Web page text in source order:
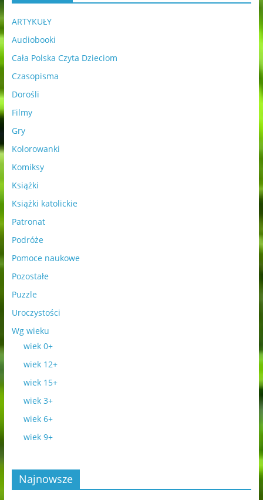
ARTYKUŁY
Audiobooki
Cała Polska Czyta Dzieciom
Czasopisma
Dorośli
Filmy
Gry
Kolorowanki
Komiksy
Książki
Książki katolickie
Patronat
Podróże
Pomoce naukowe
Pozostałe
Puzzle
Uroczystości
Wg wieku
wiek 0+
wiek 12+
wiek 15+
wiek 3+
wiek 6+
wiek 9+
Najnowsze